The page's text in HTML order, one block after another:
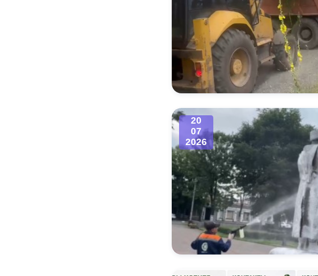
Открытые данные
Информация о результатах
проверок
Муниципальный контроль
20
07
2026